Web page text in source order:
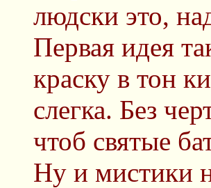
людски это,
Первая идея
краску в тон
слегка. Без
чтоб святые
Ну и мистики